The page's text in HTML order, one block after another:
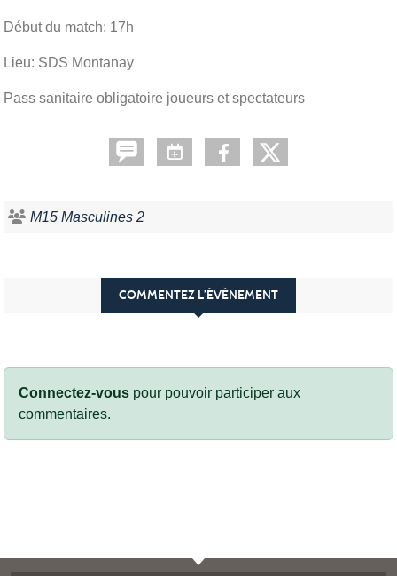
Début du match: 17h
Lieu: SDS Montanay
Pass sanitaire obligatoire joueurs et spectateurs
M15 Masculines 2
COMMENTEZ L’ÉVÈNEMENT
Connectez-vous pour pouvoir participer aux
commentaires.